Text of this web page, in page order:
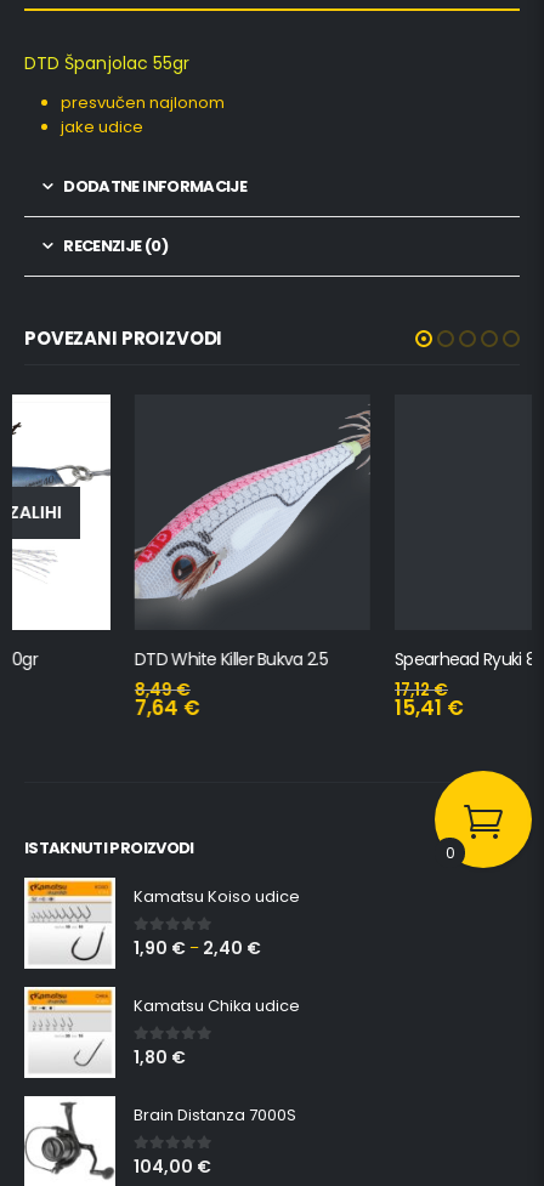
DTD Španjolac 55gr
presvučen najlonom
jake udice
DODATNE INFORMACIJE
RECENZIJE (0)
POVEZANI PROIZVODI
DTD White Killer Bukva 2.5 Spearhead Ryuki 80S
ISTAKNUTI PROIZVODI
Kamatsu Koiso udice
0 out of 5
1,90 € – 2,40 €
Kamatsu Chika udice
0 out of 5
1,80 €
Brain Distanza 7000S
0out of 5
104,00 €
0